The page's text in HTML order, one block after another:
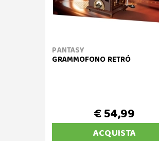
PANTASY
GRAMMOFONO RETRÓ
€ 54,99
ACQUISTA